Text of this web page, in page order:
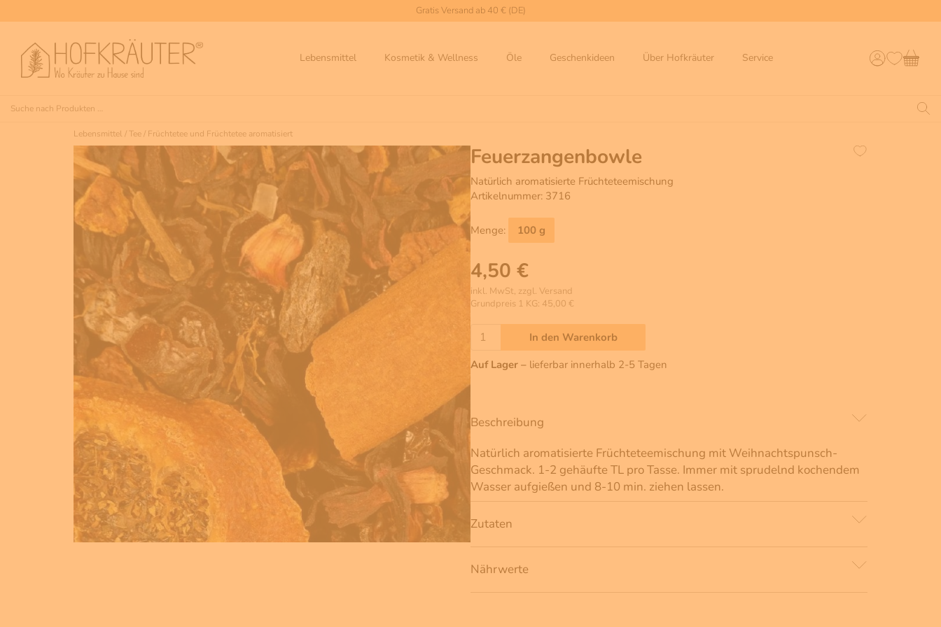
Gratis Versand ab 40 € (DE)
Lebensmittel Kosmetik & Wellness Öle Geschenkideen Über Hofkräuter Service
Lebensmittel / Tee/ Früchtetee und Früchtetee aromatisiert
Feuerzangenbowle
Natürlich aromatisierte Früchteteemischung
Artikelnummer: 3716
Menge: 100 g
4,50 €
inkl. MwSt, zzgl. Versand
Grundpreis 1 KG: 45,00 €
In den Warenkorb
Auf Lager – lieferbar innerhalb 2-5 Tagen
Beschreibung
Natürlich aromatisierte Früchteteemischung mit Weihnachtspunsch-
Geschmack. 1-2 gehäufte TL pro Tasse. Immer mit sprudelnd kochendem
Wasser aufgießen und 8-10 min. ziehen lassen.
Zutaten
Nährwerte